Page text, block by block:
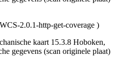
2.0.1-http-get-coverage )
kaart 15.3.8 Hoboken,
gegevens (scan originele plaat)